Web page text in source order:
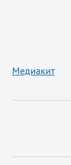
Медиакит